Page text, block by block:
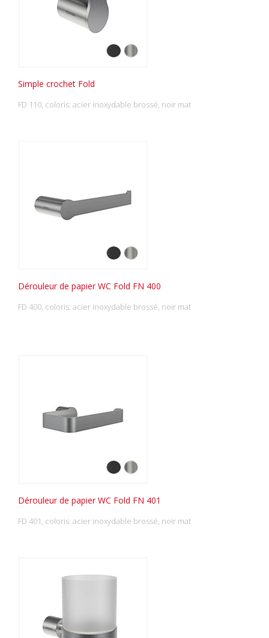
Simple crochet Fold
FD 110, coloris: acier inoxydable brossé, noir mat
Dérouleur de papier WC Fold FN 400
FD 400, coloris: acier inoxydable brossé, noir mat
Dérouleur de papier WC Fold FN 401
FD 401, coloris: acier inoxydable brossé, noir mat